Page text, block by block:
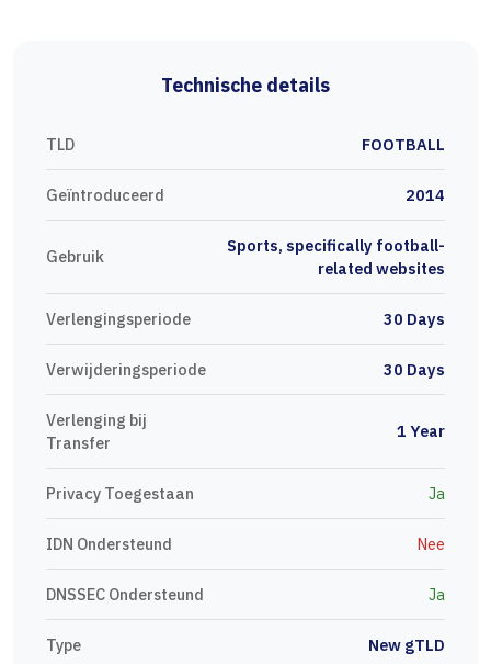
Technische details
TLD FOOTBALL
Geïntroduceerd 2014
Gebruik
Sports, specifically football-
related websites
Verlengingsperiode 30 Days
Verwijderingsperiode 30 Days
Verlenging bij
Transfer
1 Year
Privacy Toegestaan Ja
IDN Ondersteund Nee
DNSSEC Ondersteund Ja
Type New gTLD